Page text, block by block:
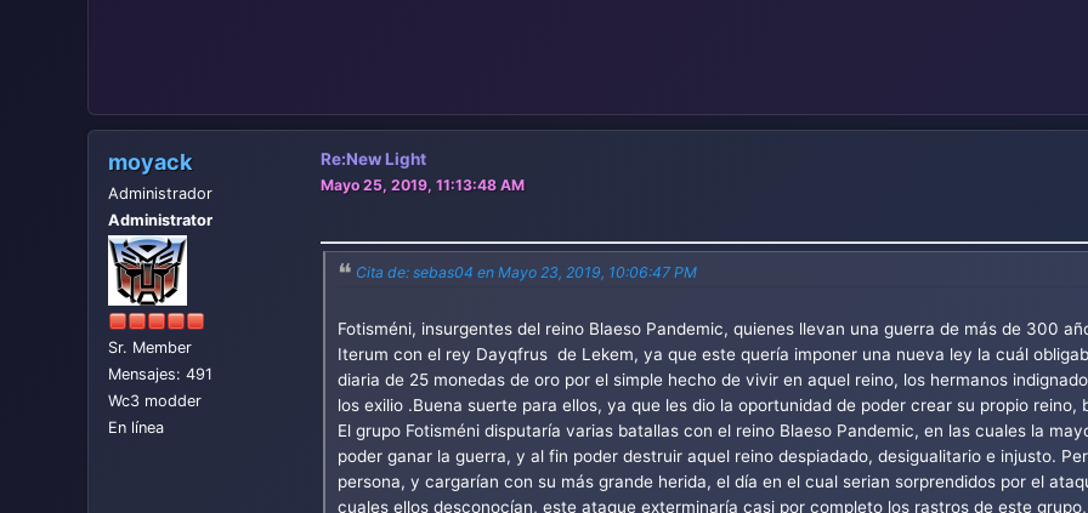
moyack
Administrador
Administrator
Sr. Member
Mensajes: 491
Wc3 modder
En línea
Re:New Light
Mayo 25, 2019, 11:13:48 AM
Cita de: sebas04 en Mayo 23, 2019, 10:06:47 PM
Fotisméni, insurgentes del reino Blaeso Pandemic, quienes llevan una guerra de más de 300
Iterum con el rey Dayqfrus de Lekem, ya que este quería imponer una nueva ley la cuál
diaria de 25 monedas de oro por el simple hecho de vivir en aquel reino, los hermanos
los exilio .Buena suerte para ellos, ya que les dio la oportunidad de poder crear su propio reino,
El grupo Fotisméni disputaría varias batallas con el reino Blaeso Pandemic, en las cuales la
poder ganar la guerra, y al fin poder destruir aquel reino despiadado, desigualitario e injusto.
persona, y cargarían con su más grande herida, el día en el cual serian sorprendidos por el
cuales ellos desconocían, este ataque exterminaría casi por completo los rastros de este